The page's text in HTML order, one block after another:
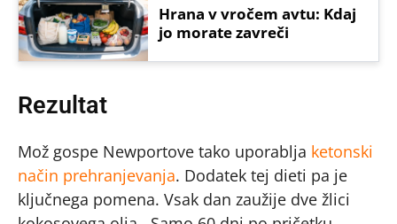
Hrana v vročem avtu: Kdaj
jo morate zavreči
Rezultat
Mož gospe Newportove tako uporablja ketonski
način prehranjevanja. Dodatek tej dieti pa je
ključnega pomena. Vsak dan zaužije dve žlici